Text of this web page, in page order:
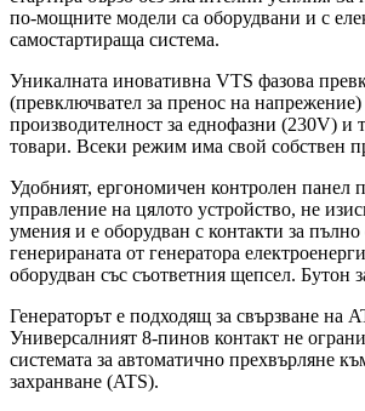
по-мощните модели са оборудвани и с
самостартираща система.
Уникалната иновативна VTS фазова
(превключвател за пренос на напрежение)
производителност за еднофазни (230V) и
товари. Всеки режим има свой собствен
Удобният, ергономичен контролен панел
управление на цялото устройство, не
умения и е оборудван с контакти за
генерираната от генератора
оборудван със съответния щепсел. Бутон
Генераторът е подходящ за свързване на
Универсалният 8-пинов контакт не
системата за автоматично прехвърляне
захранване (ATS).